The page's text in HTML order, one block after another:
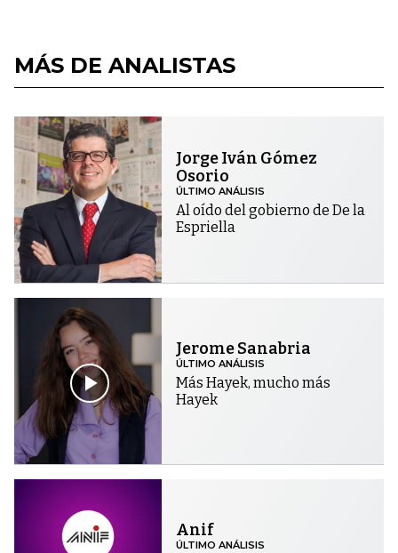
MÁS DE ANALISTAS
Jorge Iván Gómez
Osorio
ÚLTIMO ANÁLISIS
Al oído del gobierno de De la
Espriella
Jerome Sanabria
ÚLTIMO ANÁLISIS
Más Hayek, mucho más
Hayek
Anif
ÚLTIMO ANÁLISIS